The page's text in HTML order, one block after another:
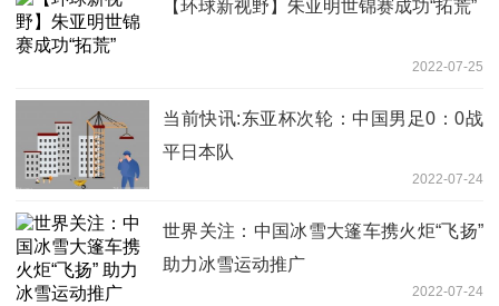
【环球新视野】朱亚明世锦赛成功“拓荒”
2022-07-25
当前快讯:东亚杯次轮：中国男足0：0战
平日本队
2022-07-24
世界关注：中国冰雪大篷车携火炬“飞扬”
助力冰雪运动推广
2022-07-24